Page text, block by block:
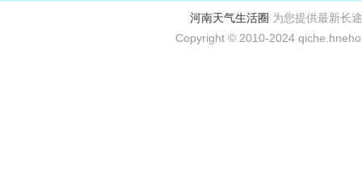
河南天气生活圈 为您提供最新长
Copyright © 2010-2024